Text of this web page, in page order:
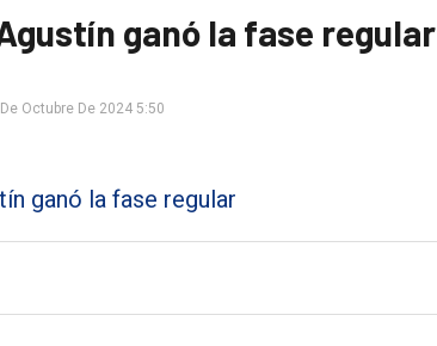
ganó la fase regular
Octubre De 2024 5:50